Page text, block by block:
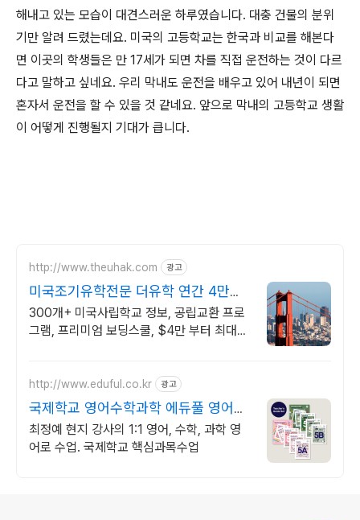
해내고 있는 모습이 대견스러운 하루였습니다. 대충 건물의 분위
기만 알려 드렸는데요. 미국의 고등학교는 한국과 비교를 해본다
면 이곳의 학생들은 만 17세가 되면 차를 직접 운전하는 것이 다르
다고 말하고 싶네요. 우리 막내도 운전을 배우고 있어 내년이 되면
혼자서 운전을 할 수 있을 것 같네요. 앞으로 막내의 고등학교 생활
이 어떻게 진행될지 기대가 큽니다.
http://www.theuhak.com 광고
미국조기유학전문 더유학 연간 4만불
대 보딩스쿨
300개+ 미국사립학교 정보, 공립교환 프로
그램, 프리미엄 보딩스쿨, $4만 부터 최대
http://www.eduful.co.kr 광고
국제학교 영어수학과학 에듀풀 영어로
수학, 과학 전문수업
최정예 현지 강사의 1:1 영어, 수학, 과학 영
어로 수업. 국제학교 핵심과목수업